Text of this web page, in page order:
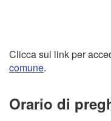
Clicca sul link per
comune.
Orario di